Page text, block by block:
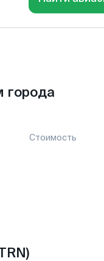
Стоимость